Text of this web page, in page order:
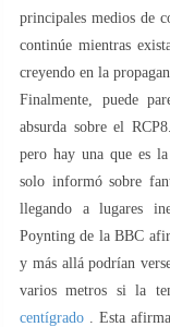
principales medios de
continúe mientras
creyendo en la
Finalmente, puede
absurda sobre el
pero hay una que es
solo informó sobre
llegando a lugares
Poynting de la BBC
y más allá podrían
varios metros si la
centígrado . Esta